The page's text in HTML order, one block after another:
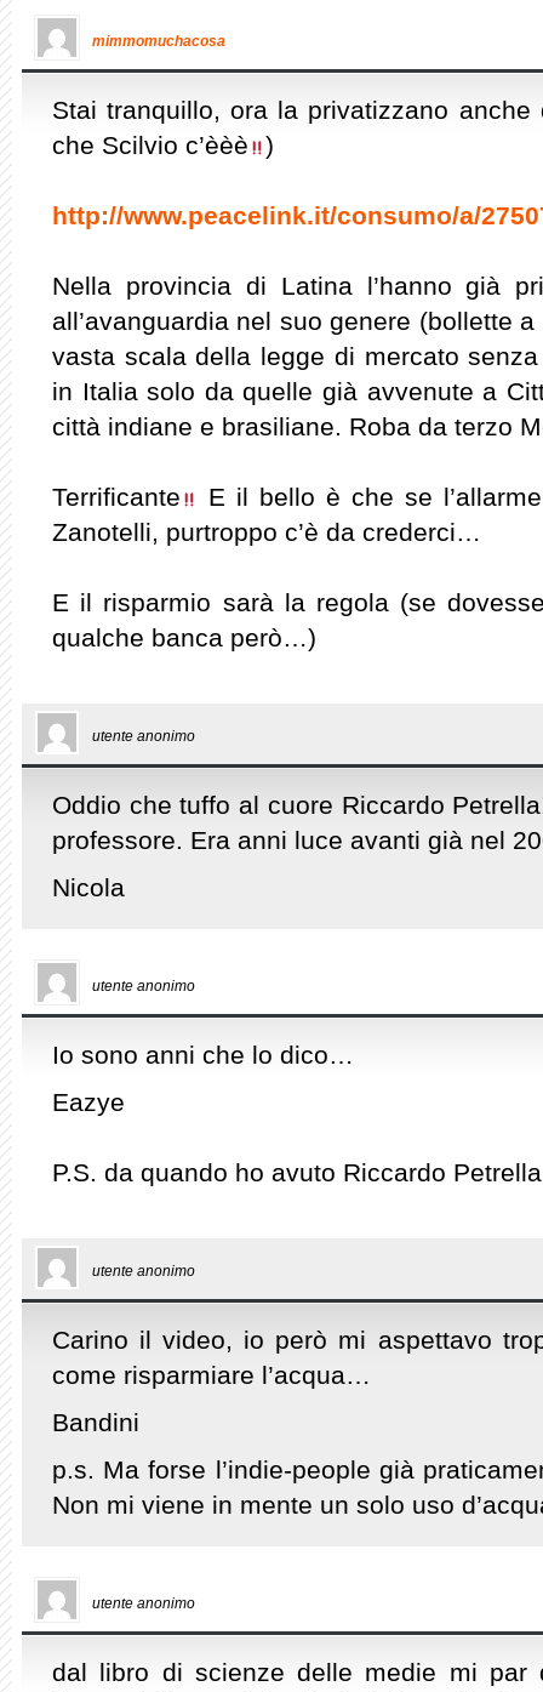
mimmomuchacosa
Stai tranquillo, ora la privatizzano anche
che Scilvio c’èèè
)
http://www.peacelink.it/consumo/a/
Nella provincia di Latina l’hanno già
all’avanguardia nel suo genere (bollette
vasta scala della legge di mercato
in Italia solo da quelle già avvenute a
città indiane e brasiliane. Roba da terzo
Terrificante
E il bello è che se
Zanotelli, purtroppo c’è da crederci…
E il risparmio sarà la regola (se
qualche banca però…)
utente anonimo
Oddio che tuffo al cuore Riccardo
professore. Era anni luce avanti già nel
Nicola
utente anonimo
Io sono anni che lo dico…
Eazye
P.S. da quando ho avuto Riccardo
utente anonimo
Carino il video, io però mi aspettavo
come risparmiare l’acqua…
Bandini
p.s. Ma forse l’indie-people già
Non mi viene in mente un solo uso
utente anonimo
dal libro di scienze delle medie mi par